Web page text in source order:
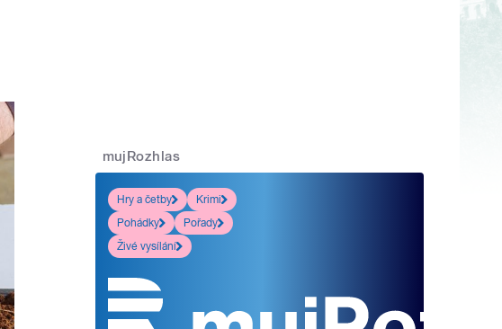
mujRozhlas
Hry a četby
Krimi
Pohádky
Pořady
Živé vysílání